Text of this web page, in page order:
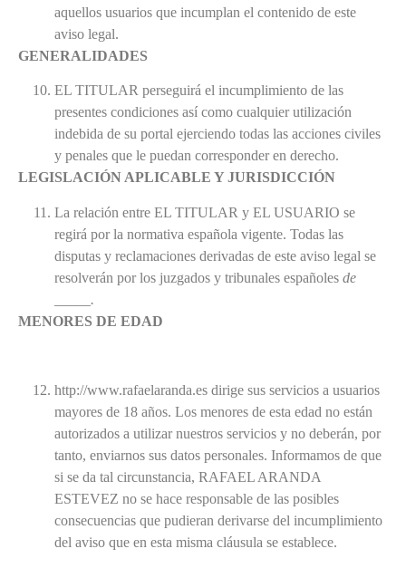
aquellos usuarios que incumplan el contenido de este
aviso legal.
GENERALIDADES
EL TITULAR perseguirá el incumplimiento de las
presentes condiciones así como cualquier utilización
indebida de su portal ejerciendo todas las acciones civiles
y penales que le puedan corresponder en derecho.
LEGISLACIÓN APLICABLE Y JURISDICCIÓN
La relación entre EL TITULAR y EL USUARIO se
regirá por la normativa española vigente. Todas las
disputas y reclamaciones derivadas de este aviso legal se
resolverán por los juzgados y tribunales españoles de
_____.
MENORES DE EDAD
http://www.rafaelaranda.es dirige sus servicios a usuarios
mayores de 18 años. Los menores de esta edad no están
autorizados a utilizar nuestros servicios y no deberán, por
tanto, enviarnos sus datos personales. Informamos de que
si se da tal circunstancia, RAFAEL ARANDA
ESTEVEZ no se hace responsable de las posibles
consecuencias que pudieran derivarse del incumplimiento
del aviso que en esta misma cláusula se establece.